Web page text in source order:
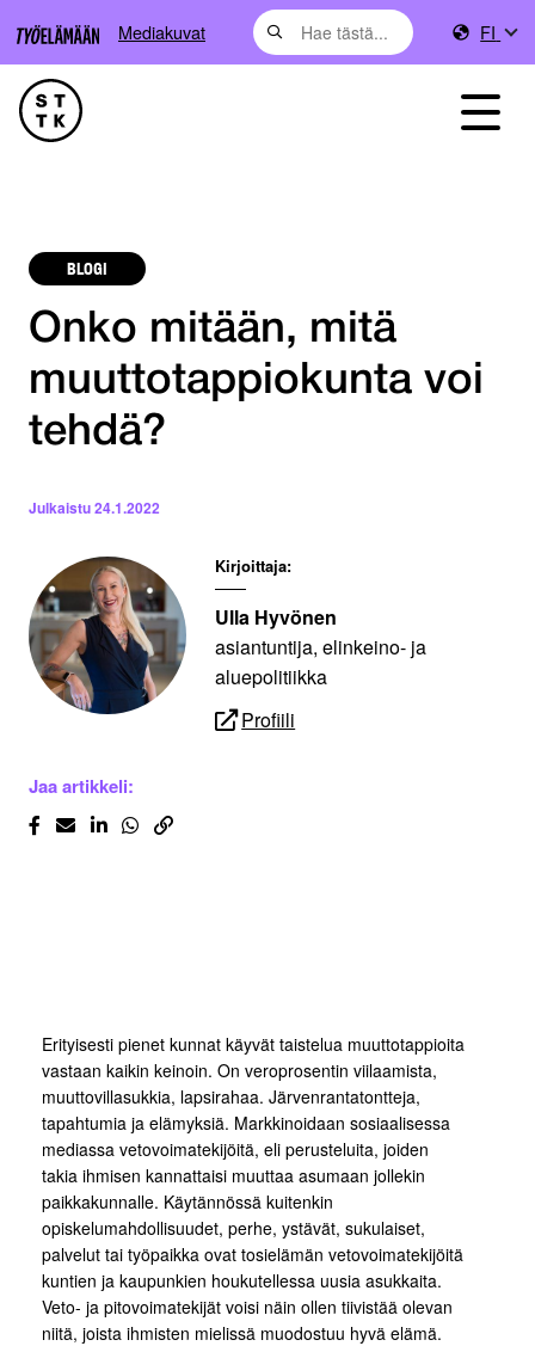
Mediakuvat FI
BLOGI
Onko mitään, mitä
muuttotappiokunta voi
tehdä?
Julkaistu24.1.2022
Kirjoittaja:
Ulla Hyvönen
asiantuntija, elinkeino- ja
aluepolitiikka
Profiili
Jaa artikkeli:
Erityisesti pienet kunnat käyvät taistelua muuttotappioita
vastaan kaikin keinoin. On veroprosentin viilaamista,
muuttovillasukkia, lapsirahaa. Järvenrantatontteja,
tapahtumia ja elämyksiä. Markkinoidaan sosiaalisessa
mediassa vetovoimatekijöitä, eli perusteluita, joiden
takia ihmisen kannattaisi muuttaa asumaan jollekin
paikkakunnalle. Käytännössä kuitenkin
opiskelumahdollisuudet, perhe, ystävät, sukulaiset,
palvelut tai työpaikka ovat tosielämän vetovoimatekijöitä
kuntien ja kaupunkien houkutellessa uusia asukkaita.
Veto- ja pitovoimatekijät voisi näin ollen tiivistää olevan
niitä, joista ihmisten mielissä muodostuu hyvä elämä.